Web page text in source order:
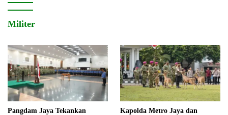
Militer
Pangdam Jaya Tekankan
Kapolda Metro Jaya dan